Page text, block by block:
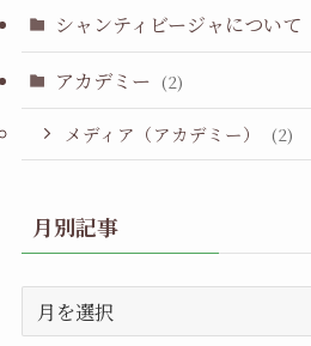
シャンティビージャについて
アカデミー (2)
メディア（アカデミー） (2)
月別記事
別